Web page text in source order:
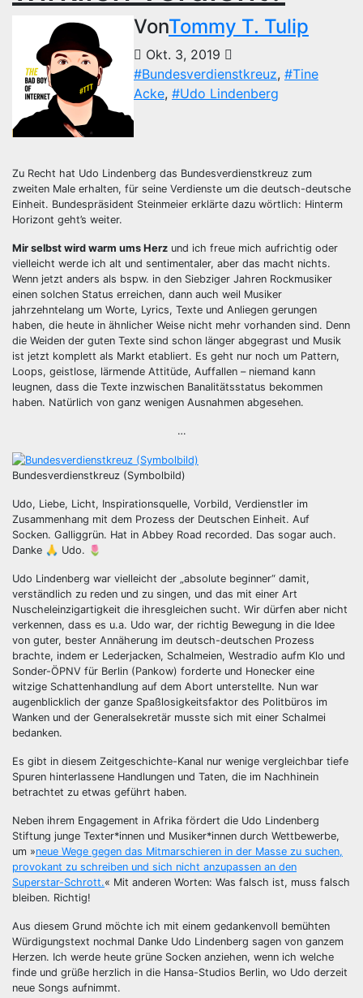
VonTommy T. Tulip
Okt. 3, 2019
#Bundesverdienstkreuz, #Tine
Acke, #Udo Lindenberg
Zu Recht hat Udo Lindenberg das Bundesverdienstkreuz zum
zweiten Male erhalten, für seine Verdienste um die deutsch-deutsche
Einheit. Bundespräsident Steinmeier erklärte dazu wörtlich: Hinterm
Horizont geht’s weiter.
Mir selbst wird warm ums Herz und ich freue mich aufrichtig oder
vielleicht werde ich alt und sentimentaler, aber das macht nichts.
Wenn jetzt anders als bspw. in den Siebziger Jahren Rockmusiker
einen solchen Status erreichen, dann auch weil Musiker
jahrzehntelang um Worte, Lyrics, Texte und Anliegen gerungen
haben, die heute in ähnlicher Weise nicht mehr vorhanden sind. Denn
die Weiden der guten Texte sind schon länger abgegrast und Musik
ist jetzt komplett als Markt etabliert. Es geht nur noch um Pattern,
Loops, geistlose, lärmende Attitüde, Auffallen – niemand kann
leugnen, dass die Texte inzwischen Banalitätsstatus bekommen
haben. Natürlich von ganz wenigen Ausnahmen abgesehen.
…
Bundesverdienstkreuz (Symbolbild)
Udo, Liebe, Licht, Inspirationsquelle, Vorbild, Verdienstler im
Zusammenhang mit dem Prozess der Deutschen Einheit. Auf
Socken. Galliggrün. Hat in Abbey Road recorded. Das sogar auch.
Danke 🙏 Udo. 🌷
Udo Lindenberg war vielleicht der „absolute beginner“ damit,
verständlich zu reden und zu singen, und das mit einer Art
Nuscheleinzigartigkeit die ihresgleichen sucht. Wir dürfen aber nicht
verkennen, dass es u.a. Udo war, der richtig Bewegung in die Idee
von guter, bester Annäherung im deutsch-deutschen Prozess
brachte, indem er Lederjacken, Schalmeien, Westradio aufm Klo und
Sonder-ÖPNV für Berlin (Pankow) forderte und Honecker eine
witzige Schattenhandlung auf dem Abort unterstellte. Nun war
augenblicklich der ganze Spaßlosigkeitsfaktor des Politbüros im
Wanken und der Generalsekretär musste sich mit einer Schalmei
bedanken.
Es gibt in diesem Zeitgeschichte-Kanal nur wenige vergleichbar tiefe
Spuren hinterlassene Handlungen und Taten, die im Nachhinein
betrachtet zu etwas geführt haben.
Neben ihrem Engagement in Afrika fördert die Udo Lindenberg
Stiftung junge Texter*innen und Musiker*innen durch Wettbewerbe,
um »neue Wege gegen das Mitmarschieren in der Masse zu suchen,
provokant zu schreiben und sich nicht anzupassen an den
Superstar-Schrott.« Mit anderen Worten: Was falsch ist, muss falsch
bleiben. Richtig!
Aus diesem Grund möchte ich mit einem gedankenvoll bemühten
Würdigungstext nochmal Danke Udo Lindenberg sagen von ganzem
Herzen. Ich werde heute grüne Socken anziehen, wenn ich welche
finde und grüße herzlich in die Hansa-Studios Berlin, wo Udo derzeit
neue Songs aufnimmt.